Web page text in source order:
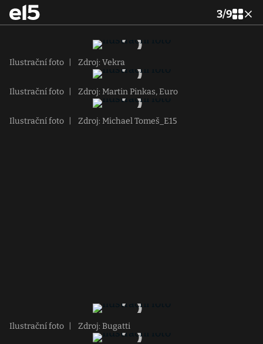
3/9
Ilustrační foto Zdroj: Vekra
Ilustrační foto Zdroj: Martin Pinkas, Euro
Ilustrační foto Zdroj: Michael Tomeš_E15
Ilustrační foto Zdroj: Bugatti